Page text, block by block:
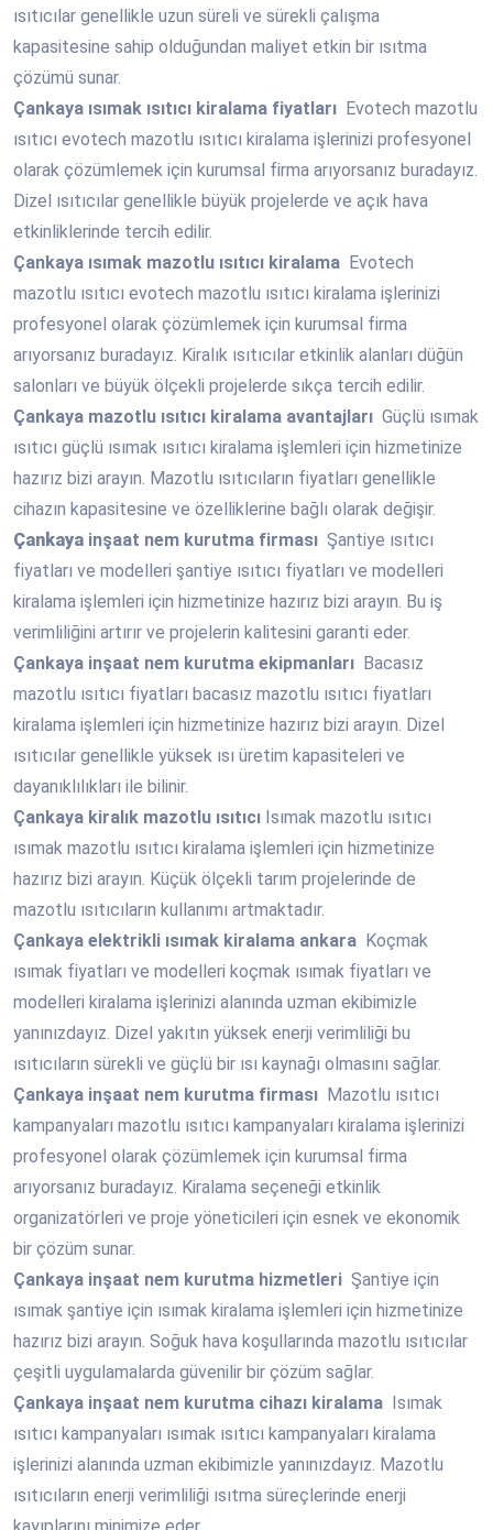
ısıtıcılar genellikle uzun süreli ve sürekli çalışma
kapasitesine sahip olduğundan maliyet etkin bir ısıtma
çözümü sunar.
Çankaya ısımak ısıtıcı kiralama fiyatları Evotech mazotlu
ısıtıcı evotech mazotlu ısıtıcı kiralama işlerinizi profesyonel
olarak çözümlemek için kurumsal firma arıyorsanız buradayız.
Dizel ısıtıcılar genellikle büyük projelerde ve açık hava
etkinliklerinde tercih edilir.
Çankaya ısımak mazotlu ısıtıcı kiralama Evotech
mazotlu ısıtıcı evotech mazotlu ısıtıcı kiralama işlerinizi
profesyonel olarak çözümlemek için kurumsal firma
arıyorsanız buradayız. Kiralık ısıtıcılar etkinlik alanları düğün
salonları ve büyük ölçekli projelerde sıkça tercih edilir.
Çankaya mazotlu ısıtıcı kiralama avantajları Güçlü ısımak
ısıtıcı güçlü ısımak ısıtıcı kiralama işlemleri için hizmetinize
hazırız bizi arayın. Mazotlu ısıtıcıların fiyatları genellikle
cihazın kapasitesine ve özelliklerine bağlı olarak değişir.
Çankaya inşaat nem kurutma firması Şantiye ısıtıcı
fiyatları ve modelleri şantiye ısıtıcı fiyatları ve modelleri
kiralama işlemleri için hizmetinize hazırız bizi arayın. Bu iş
verimliliğini artırır ve projelerin kalitesini garanti eder.
Çankaya inşaat nem kurutma ekipmanları Bacasız
mazotlu ısıtıcı fiyatları bacasız mazotlu ısıtıcı fiyatları
kiralama işlemleri için hizmetinize hazırız bizi arayın. Dizel
ısıtıcılar genellikle yüksek ısı üretim kapasiteleri ve
dayanıklılıkları ile bilinir.
Çankaya kiralık mazotlu ısıtıcı Isımak mazotlu ısıtıcı
ısımak mazotlu ısıtıcı kiralama işlemleri için hizmetinize
hazırız bizi arayın. Küçük ölçekli tarım projelerinde de
mazotlu ısıtıcıların kullanımı artmaktadır.
Çankaya elektrikli ısımak kiralama ankara Koçmak
ısımak fiyatları ve modelleri koçmak ısımak fiyatları ve
modelleri kiralama işlerinizi alanında uzman ekibimizle
yanınızdayız. Dizel yakıtın yüksek enerji verimliliği bu
ısıtıcıların sürekli ve güçlü bir ısı kaynağı olmasını sağlar.
Çankaya inşaat nem kurutma firması Mazotlu ısıtıcı
kampanyaları mazotlu ısıtıcı kampanyaları kiralama işlerinizi
profesyonel olarak çözümlemek için kurumsal firma
arıyorsanız buradayız. Kiralama seçeneği etkinlik
organizatörleri ve proje yöneticileri için esnek ve ekonomik
bir çözüm sunar.
Çankaya inşaat nem kurutma hizmetleri Şantiye için
ısımak şantiye için ısımak kiralama işlemleri için hizmetinize
hazırız bizi arayın. Soğuk hava koşullarında mazotlu ısıtıcılar
çeşitli uygulamalarda güvenilir bir çözüm sağlar.
Çankaya inşaat nem kurutma cihazı kiralama
Isımak
ısıtıcı kampanyaları ısımak ısıtıcı kampanyaları kiralama
işlerinizi alanında uzman ekibimizle yanınızdayız. Mazotlu
ısıtıcıların enerji verimliliği ısıtma süreçlerinde enerji